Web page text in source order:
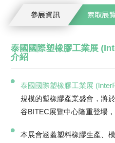
參展資訊 索取展
泰國國際塑橡膠工業展
介紹
泰國國際塑橡膠工業展
規模的塑橡膠產業盛會，將
谷BITEC展覽中心隆重登場，
本展會涵蓋塑料橡膠生產、